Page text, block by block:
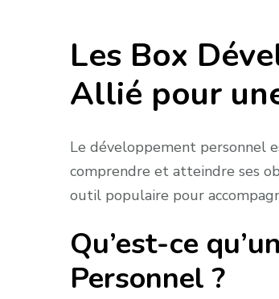
Les Box
Allié pour
Le développement personnel
comprendre et atteindre ses
outil populaire pour
Qu’est-ce
Personnel ?